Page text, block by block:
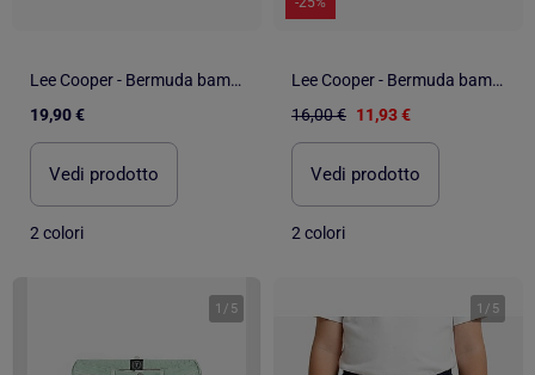
Lee Cooper - Bermuda bambino
19,90 €
Vedi prodotto
2 colori
Lee Cooper - Bermuda bambino
16,00 € 11,93 €
Vedi prodotto
2 colori
1 / 5 1 / 5